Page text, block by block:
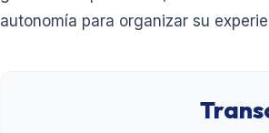
autonomía para organizar su